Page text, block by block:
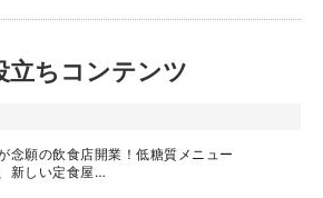
立ちコンテンツ
念願の飲食店開業！低糖質メニュー
新しい定食屋…